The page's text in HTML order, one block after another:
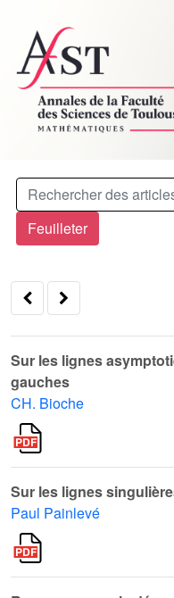
Feuilleter
Sur les lignes
gauches
CH. Bioche
Sur les lignes
Paul Painlevé